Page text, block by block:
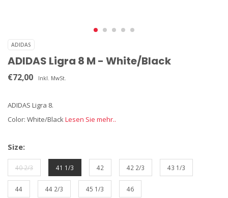
ADIDAS
ADIDAS Ligra 8 M - White/Black
€72,00 Inkl. MwSt.
ADIDAS Ligra 8.
Color: White/BlackLesen Sie mehr..
Size:
40 2/3 41 1/3 42 42 2/3 43 1/3
44 44 2/3 45 1/3 46